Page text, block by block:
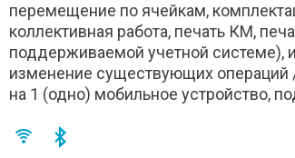
перемещение по ячейкам,
коллективная работа, печать КМ,
поддерживаемой учетной системе),
изменение существующих операций
на 1 (одно) мобильное устройство,